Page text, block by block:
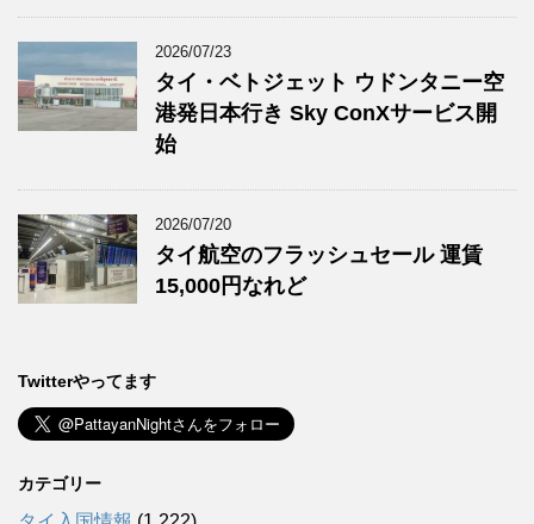
2026/07/23
タイ・ベトジェット ウドンタニー空
港発日本行き Sky ConXサービス開
始
2026/07/20
タイ航空のフラッシュセール 運賃
15,000円なれど
Twitterやってます
カテゴリー